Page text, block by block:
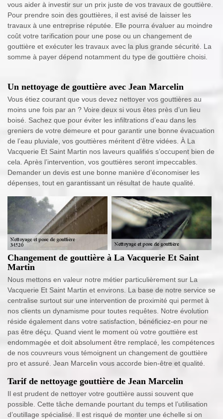
vous aider à investir sur un prix juste de vos travaux de gouttière.
Pour prendre soin des gouttières, il est avisé de laisser les
travaux à une entreprise réputée. Elle pourra évaluer au moindre
coût votre tarification pour une pose ou un changement de
gouttière et exécuter les travaux avec la plus grande sécurité. La
somme à payer dépend notamment du type de gouttière choisi.
Un nettoyage de gouttière avec Jean Marcelin
Vous étiez courant que vous devez nettoyer vos gouttières au
moins une fois par an ? Voire deux si vous êtes près d’un lieu
boisé. Sachez que pour éviter les infiltrations d’eau dans les
greniers de votre demeure et pour garantir une bonne évacuation
de l’eau pluviale, vos gouttières méritent d’être vidées. À La
Vacquerie Et Saint Martin nos laveurs qualifiés s’occupent bien de
cela. Après l’intervention, vos gouttières seront impeccables.
Demander un devis est une bonne manière d’économiser les
dépenses, tout en garantissant un résultat de haute qualité.
Changement de gouttière à La Vacquerie Et Saint
Martin
Nous mettons en valeur notre métier particulièrement sur La
Vacquerie Et Saint Martin et environs. La base de notre service se
centralise surtout sur une intervention de proximité qui permet à
nos clients un dynamisme pour toutes requêtes. Notre évolution
réside également dans votre satisfaction, bénéficiez-en pour ne
pas être déçu. Quand vient le moment où votre gouttière est
endommagée et doit absolument être remplacé, les compétences
de nos couvreurs vous témoignent un changement de gouttière
pro et assuré. Jean Marcelin vous accorde bien-être et qualité.
Tarif de nettoyage gouttière de Jean Marcelin
Il est prudent de nettoyer votre gouttière aussi souvent que
possible. Cette tâche demande pourtant du temps et l’utilisation
d’outillage spécialisé. Il est risqué de monter une échelle si on